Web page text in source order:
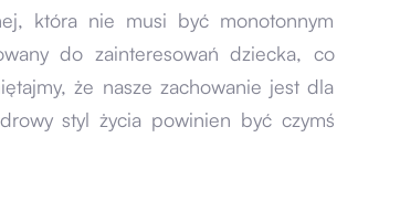
która nie musi być monotonnym
do zainteresowań dziecka, co
że nasze zachowanie jest dla
styl życia powinien być czymś